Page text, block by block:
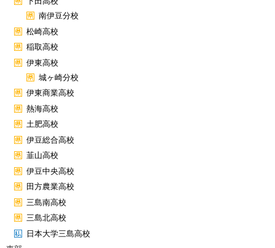
南伊豆分校
松崎高校
稲取高校
伊東高校
城ヶ崎分校
伊東商業高校
熱海高校
土肥高校
伊豆総合高校
韮山高校
伊豆中央高校
田方農業高校
三島南高校
三島北高校
日本大学三島高校